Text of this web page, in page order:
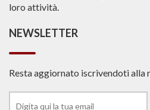
loro attività.
NEWSLETTER
Resta aggiornato iscrivendoti